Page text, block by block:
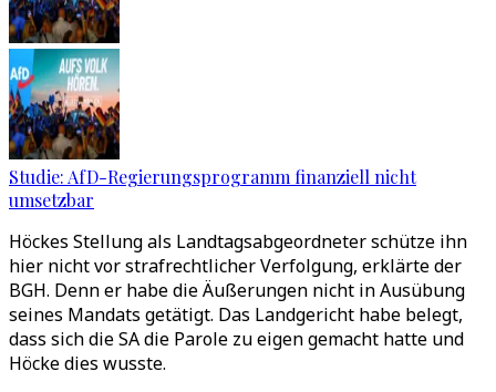
Studie: AfD-Regierungsprogramm finanziell nicht
umsetzbar
Höckes Stellung als Landtagsabgeordneter schütze ihn
hier nicht vor strafrechtlicher Verfolgung, erklärte der
BGH. Denn er habe die Äußerungen nicht in Ausübung
seines Mandats getätigt. Das Landgericht habe belegt,
dass sich die SA die Parole zu eigen gemacht hatte und
Höcke dies wusste.